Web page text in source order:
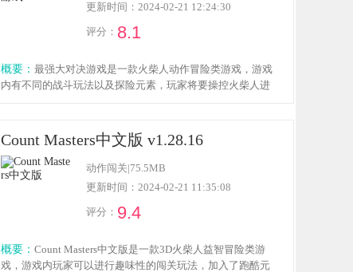
更新时间：2024-02-21 12:24:30
评分： 8.1
概要： 最强大对决游戏是一款火柴人动作冒险类游戏，游戏
内有不同的战斗玩法以及探险元素，玩家将要操控火柴人进
Count Masters中文版 v1.28.16
动作闯关|75.5MB
更新时间：2024-02-21 11:35:08
评分： 9.4
概要： Count Masters中文版是一款3D火柴人益智冒险类游
戏，游戏内玩家可以进行趣味性的闯关玩法，加入了跑酷元